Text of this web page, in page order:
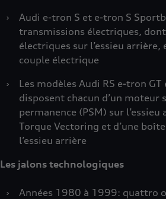
›
Audi e-tron S et e-tron S
transmissions électriques,
électriques sur l’essieu
couple électrique
›
Les modèles Audi RS e-tron GT
disposent chacun d’un moteur
permanence (PSM) sur
Torque Vectoring et d’une
l’essieu arrière
Les jalons technologiques
›
Années 1980 à 1999: quattro